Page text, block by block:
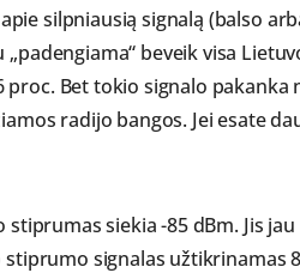
silpniausią signalą (balso
„padengiama“ beveik visa
proc. Bet tokio signalo
radijo bangos. Jei esate
stiprumas siekia -85 dBm. Jis
stiprumo signalas užtikrinamas